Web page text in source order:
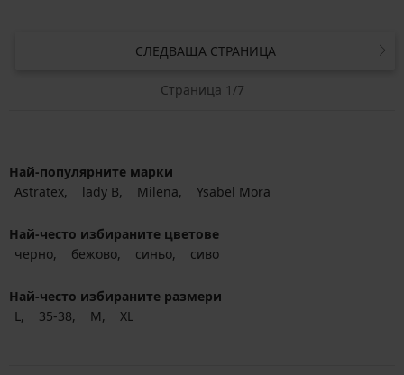
СЛЕДВАЩА СТРАНИЦА
Страница 1/7
Най-популярните марки
Astratex
lady B Milena Ysabel Mora
Най-често избираните цветове
черно
бежово синьо сиво
Най-често избираните размери
L
35-38 M XL